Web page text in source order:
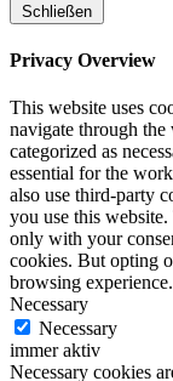
Schließen
Privacy Overview
This website uses
navigate through the
categorized as
essential for the
also use third-party
you use this
only with your
cookies. But opting
browsing experience.
Necessary
Necessary
immer aktiv
Necessary cookies